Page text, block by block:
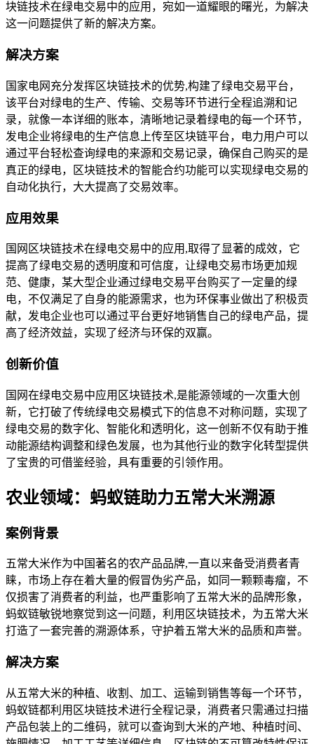
块链技术在绿电交易中的应用，宛如一道耀眼的曙光，为解决
这一问题提供了新的解决方案。
解决方案
国家电网充分发挥区块链技术的优势,构建了绿电交易平台，
该平台对绿电的生产、传输、交易等环节进行全程追溯和记
录，就像一本详细的账本，清晰地记录着绿电的每一个环节，
发电企业将绿电的生产信息上传至区块链平台，电力用户可以
通过平台轻松查询绿电的来源和交易记录，确保自己购买的是
真正的绿电，区块链技术的智能合约功能可以实现绿电交易的
自动化执行，大大提高了交易效率。
应用效果
国网区块链技术在绿电交易中的应用,取得了显著的成效，它
提高了绿电交易的透明度和可信度，让绿电交易市场更加规
范、健康，某大型企业通过绿电交易平台购买了一定量的绿
电，不仅满足了自身的能源需求，也为环保事业做出了积极贡
献，发电企业也可以通过平台更好地销售自己的绿电产品，提
高了经济效益，实现了经济与环保的双赢。
创新价值
国网在绿电交易中应用区块链技术,是能源领域的一次重大创
新，它打破了传统绿电交易模式下的信息不对称问题，实现了
绿电交易的数字化、智能化和透明化，这一创新不仅有助于推
动能源结构调整和绿色发展，也为其他行业的数字化转型提供
了宝贵的可借鉴经验，具有重要的引领作用。
农业领域：蚂蚁链助力五常大米溯源
案例背景
五常大米作为中国著名的农产品品牌,一直以来备受消费者青
睐，市场上存在着大量的假冒伪劣产品，如同一颗颗毒瘤，不
仅损害了消费者的利益，也严重影响了五常大米的品牌形象，
蚂蚁链敏锐地察觉到这一问题，利用区块链技术，为五常大米
打造了一套完善的溯源体系，守护着五常大米的品质和声誉。
解决方案
从五常大米的种植、收割、加工、运输到销售等每一个环节，
蚂蚁链都利用区块链技术进行全程记录，消费者只需通过扫描
产品包装上的二维码，就可以查询到大米的产地、种植时间、